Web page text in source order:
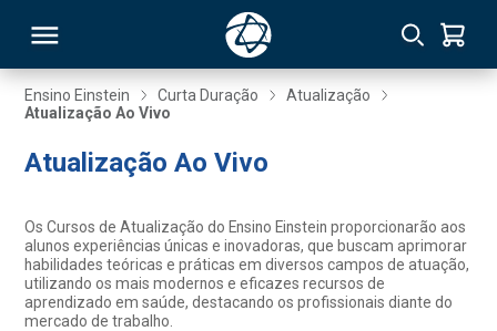
Ensino Einstein Curta Duração
Atualização
Atualização Ao Vivo
Atualização Ao Vivo
Os Cursos de Atualização do Ensino Einstein proporcionarão aos
alunos experiências únicas e inovadoras, que buscam aprimorar
habilidades teóricas e práticas em diversos campos de atuação,
utilizando os mais modernos e eficazes recursos de
aprendizado em saúde, destacando os profissionais diante do
mercado de trabalho.